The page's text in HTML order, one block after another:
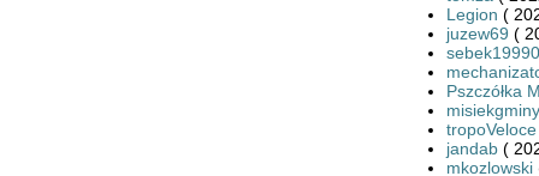
Legion (
juzew69 (
Pszczółka
misiekgminy
tropoVeloce
jandab(
mkozlowski